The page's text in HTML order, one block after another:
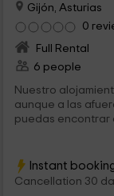
Gijón, Asturias
0
Full Rental
6 people
Nuestro
aunque a las
puedas encontrar
Instant
Cancellation 30